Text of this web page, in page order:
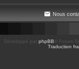
Nous
Développé par phpBB ® Forum
Traduction